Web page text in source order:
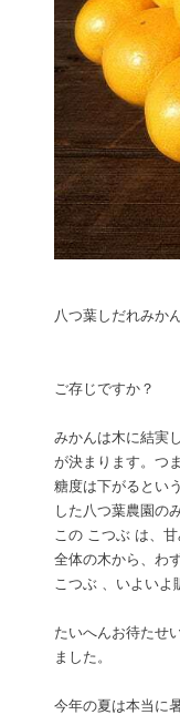
八つ葉しだれみか
ご存じですか？
みかんは木に結実
が決まります。つ
糖度は下がるとい
した八つ葉農園の
この こつぶ は、
全体の木から、わ
こつぶ 、いよいよ
たいへんお待たせ
ました。
今年の夏は本当に